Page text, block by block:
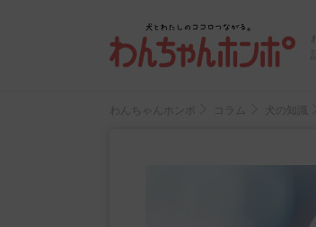
わんちゃんホンポ コラム 犬の知識